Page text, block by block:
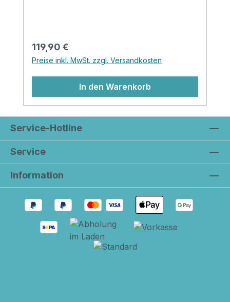
Regulärer Preis:
119,90 €
Preise inkl. MwSt. zzgl. Versandkosten
In den Warenkorb
Service-Hotline
Service
Information